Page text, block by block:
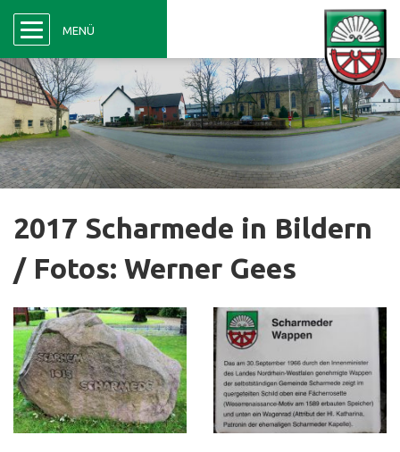
MenüMENÜ
2017 Scharmede in Bildern
/ Fotos: Werner Gees